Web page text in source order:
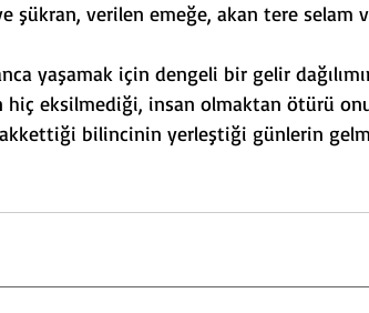
şükran, verilen emeğe, akan tere selam
yaşamak için dengeli bir gelir
hiç eksilmediği, insan olmaktan ötürü
bilincinin yerleştiği günlerin